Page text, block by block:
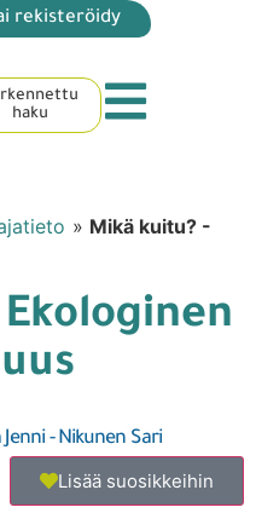
rekisteröidy
haku
» Mikä kuitu? -
- Nikunen Sari
Lisää suosikkeihin